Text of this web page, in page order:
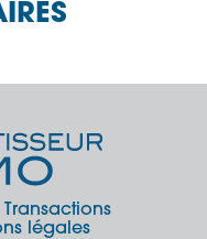
Transactions
légales